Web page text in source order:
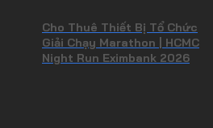
Cho Thuê Thiết Bị Tổ Chức
Giải Chạy Marathon | HCMC
Night Run Eximbank 2026